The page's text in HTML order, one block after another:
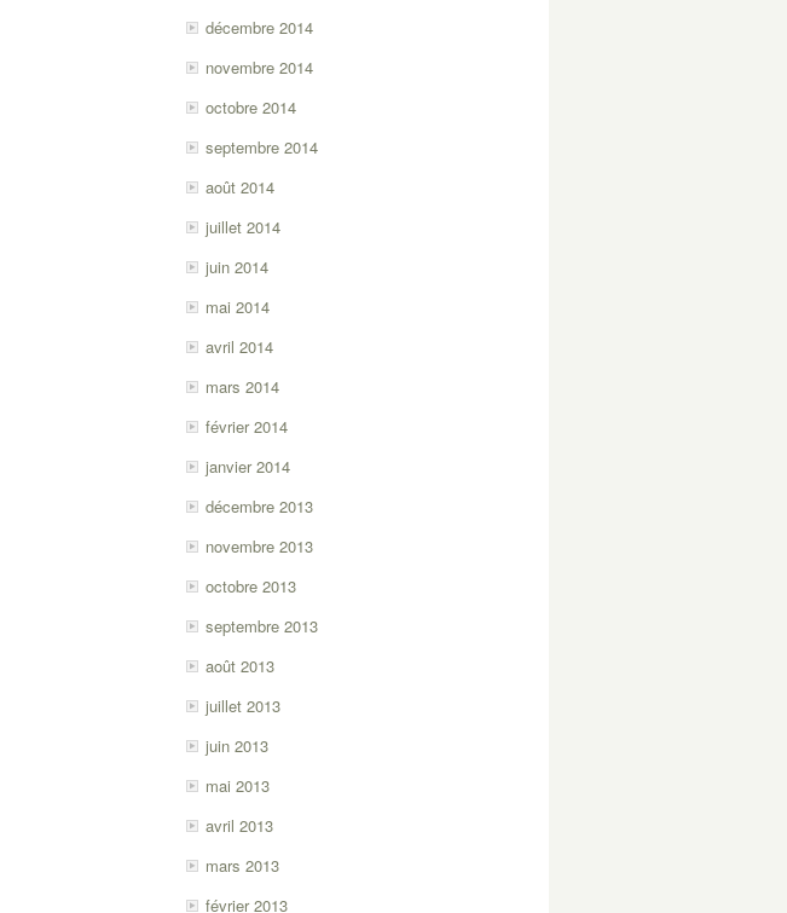
décembre 2014
novembre 2014
octobre 2014
septembre 2014
août 2014
juillet 2014
juin 2014
mai 2014
avril 2014
mars 2014
février 2014
janvier 2014
décembre 2013
novembre 2013
octobre 2013
septembre 2013
août 2013
juillet 2013
juin 2013
mai 2013
avril 2013
mars 2013
février 2013